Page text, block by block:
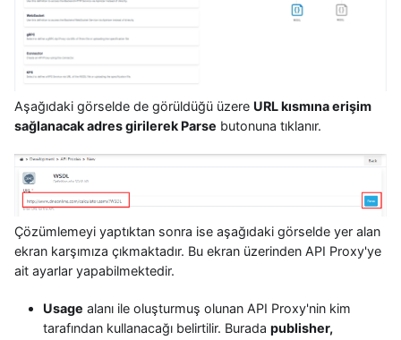
Aşağıdaki görselde de görüldüğü üzere URL kısmına erişim
sağlanacak adres girilerek Parse butonuna tıklanır.
Çözümlemeyi yaptıktan sonra ise aşağıdaki görselde yer alan
ekran karşımıza çıkmaktadır. Bu ekran üzerinden API Proxy'ye
ait ayarlar yapabilmektedir.
Usage alanı ile oluşturmuş olunan API Proxy'nin kim
tarafından kullanacağı belirtilir. Burada publisher,